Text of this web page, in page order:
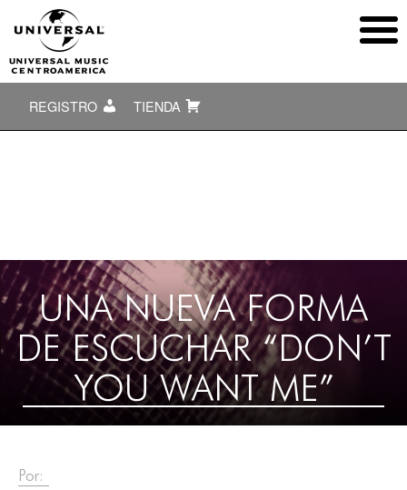
REGISTRO TIENDA
UNA NUEVA FORMA
DE ESCUCHAR “DON’T
YOU WANT ME”
Por: